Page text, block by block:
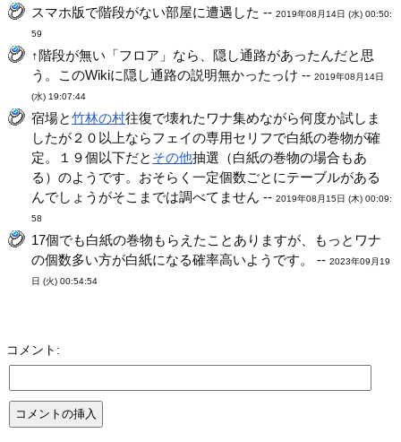
スマホ版で階段がない部屋に遭遇した --2019年08月14日 (水) 00:50:
59
↑階段が無い「フロア」なら、隠し通路があったんだと思
う。このWikiに隠し通路の説明無かったっけ --2019年08月14日
(水) 19:07:44
宿場と竹林の村往復で壊れたワナ集めながら何度か試しま
したが２０以上ならフェイの専用セリフで白紙の巻物が確
定。１９個以下だと その他抽選（白紙の巻物の場合もあ
る）のようです。おそらく一定個数ごとにテーブルがある
んでしょうがそこまでは調べてません --2019年08月15日 (木) 00:09:
58
17個でも白紙の巻物もらえたことありますが、もっとワナ
の個数多い方が白紙になる確率高いようです。 --2023年09月19
日 (火) 00:54:54
コメント: